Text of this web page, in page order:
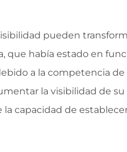
pueden
que había estado en
a la competencia
la visibilidad de
la capacidad de